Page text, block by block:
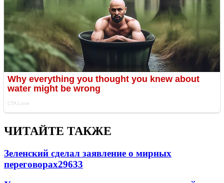
ЧИТАЙТЕ ТАКЖЕ
Зеленский сделал заявление о мирных
переговорах29633